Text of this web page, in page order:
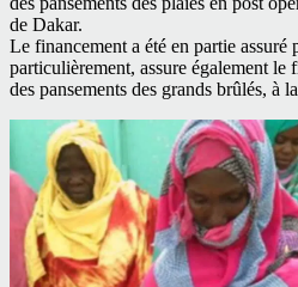
de Dakar.
Le financement a été en partie assuré
particulièrement, assure également
des pansements des grands brûlés, à